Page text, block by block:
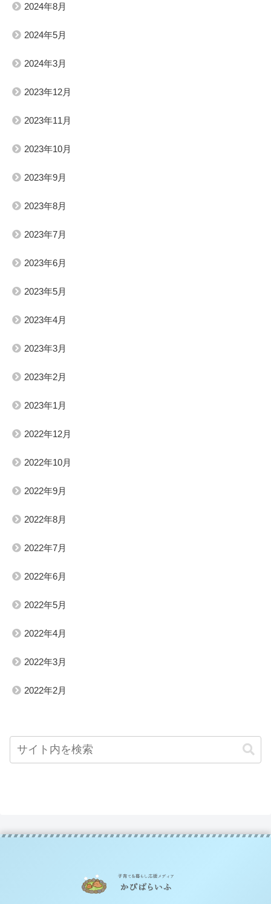
2024年8月
2024年5月
2024年3月
2023年12月
2023年11月
2023年10月
2023年9月
2023年8月
2023年7月
2023年6月
2023年5月
2023年4月
2023年3月
2023年2月
2023年1月
2022年12月
2022年10月
2022年9月
2022年8月
2022年7月
2022年6月
2022年5月
2022年4月
2022年3月
2022年2月